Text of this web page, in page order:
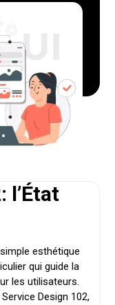
l’État
esthétique
qui guide la
les utilisateurs.
Design 102,